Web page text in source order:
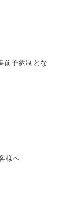
前予約制とな
様へ